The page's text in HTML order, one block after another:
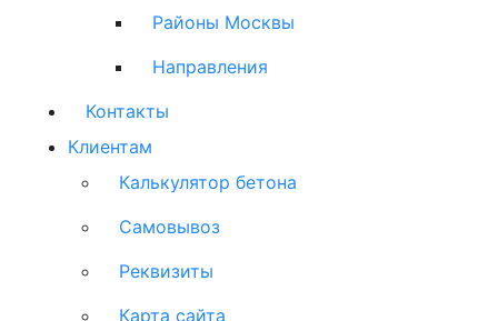
Районы Москвы
Направления
Контакты
Клиентам
Калькулятор бетона
Самовывоз
Реквизиты
Карта сайта